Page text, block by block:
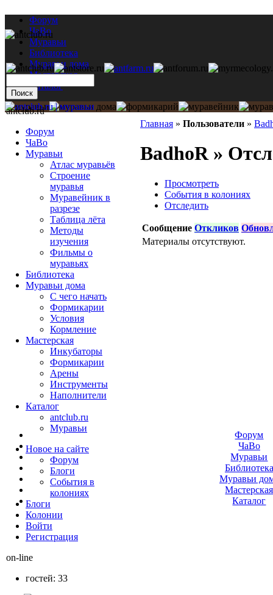
Форум
ЧаВо
Муравьи
Библиотека
Муравьи дома
Мастерская
Каталог
Главная » Пользователи »
BadhoR »
Просмотреть
События в колониях
Отследить
Сообщение Откликов
Материалы отсутствуют.
antclub.ru
Форум
ЧаВо
Муравьи
Атлас муравьёв
Строение
муравья
Муравейник в
разрезе
Таблица лёта
Методы
изучения
Фильмы о
муравьях
Библиотека
Муравьи дома
С чего начать
Формикарии
Условия
Кормление
Мастерская
Инкубаторы
Формикарии
Арены
Инструменты
Наполнители
Каталог
antclub.ru
Муравьи
Новое на сайте
Форум
Блоги
События в
колониях
Блоги
Колонии
Войти
Peгиcтpaция
on-line
гостей: 33
Форум
ЧаВо
Муравьи
Библиотека
Муравьи
Мастерская
Каталог